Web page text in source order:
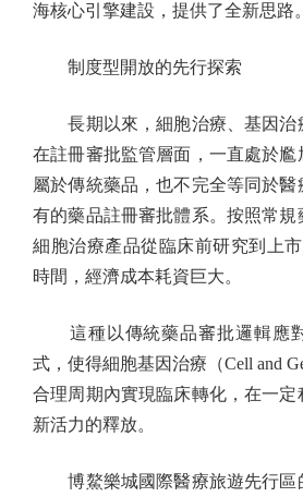
海核心引擎建設，提供了全新思路。
制度型開放的先行探索
長期以來，細胞治療、基因治
在註冊審批監管層面，一直處於尷
屬於傳統藥品，也不完全等同於
有的藥品註冊審批體系。按照常規
細胞治療產品從臨床前研究到上
時間，經濟成本耗資巨大。
這種以傳統藥品審批邏輯應
式，使得細胞基因治療（Cell and
合理周期內實現臨床轉化，在一定
新活力的釋放。
博鰲樂城國際醫療旅遊先行區